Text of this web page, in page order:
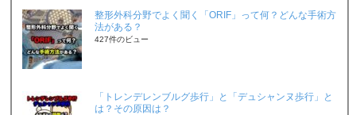
整形外科分野でよく聞く「ORIF」って何？どんな手術方
法がある？
427件のビュー
「トレンデレンブルグ歩行」と「デュシャンヌ歩行」と
は？その原因は？